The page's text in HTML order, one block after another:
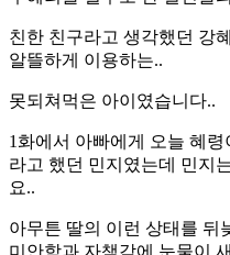
친한 친구라고 생각했던 강
알뜰하게 이용하는..
못되쳐먹은 아이였습니다..
1화에서 아빠에게 오늘 혜
라고 했던 민지였는데 민지
요..
아무튼 딸의 이런 상태를 뒤